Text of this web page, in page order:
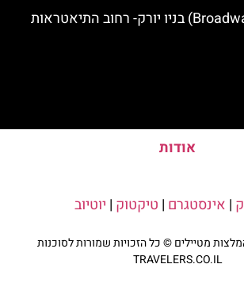
רחוב ברודווי (Broadway) בניו יורק- רחוב התיאטראות
אודות
| אינסטגרם | טיקטוק | יוטיוב
מטיילים © כל הזכויות שמורות לסוכנות
TRAVELERS.CO.IL